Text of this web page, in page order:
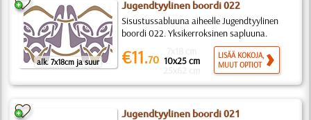
alk. 7x18cm ja suur
Jugendtyylinen boordi 022
Sisustussabluuna aiheelle Jugendtyylinen
boordi 022. Yksikerroksinen sapluuna.
€11.70 10x25 cm
LISÄÄ KOKOJA,
MUUT OPTIOT
Jugendtyylinen boordi 021